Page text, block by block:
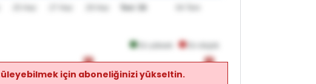
için aboneliğinizi yükseltin.
0 0
0 0